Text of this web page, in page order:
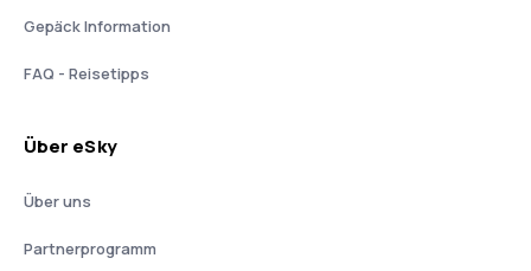
Gepäck Information
FAQ - Reisetipps
Über eSky
Über uns
Partnerprogramm